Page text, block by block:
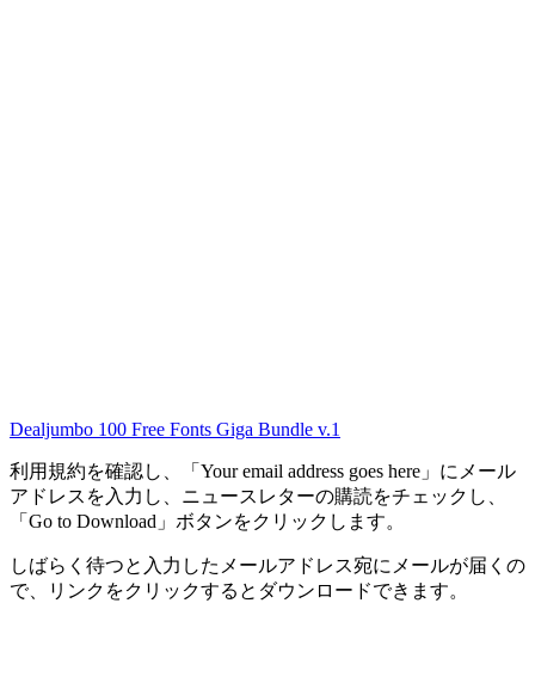
Dealjumbo 100 Free Fonts Giga Bundle v.1
利用規約を確認し、「Your email address goes here」にメール
アドレスを入力し、ニュースレターの購読をチェックし、
「Go to Download」ボタンをクリックします。
しばらく待つと入力したメールアドレス宛にメールが届くの
で、リンクをクリックするとダウンロードできます。